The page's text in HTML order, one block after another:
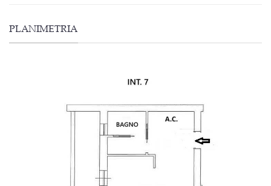
PLANIMETRIA